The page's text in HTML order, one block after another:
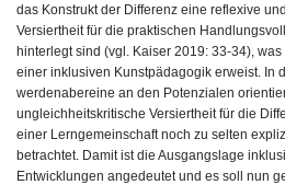
das Konstrukt der Differenz eine reflexive
Versiertheit für die praktischen
hinterlegt sind (vgl. Kaiser 2019: 33-34),
einer inklusiven Kunstpädagogik erweist. In
werdenabereine an den Potenzialen
ungleichheitskritische Versiertheit für die
einer Lerngemeinschaft noch zu selten
betrachtet. Damit ist die Ausgangslage
Entwicklungen angedeutet und es soll nun